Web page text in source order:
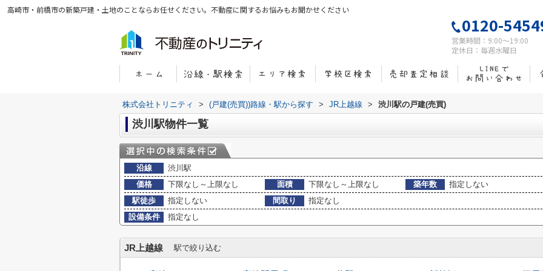
高崎市・前橋市の新築戸建・土地のことならお任せください。不動産に関するお悩みもお聞かせください
0120-
営業時間：9:00～19:00
定休日：毎週水曜日
株式会社トリニティ > (戸建(売買))路線・駅から探す > JR上越線 > 渋川駅の戸建(売買)
渋川駅物件一覧
沿線
渋川駅
価格
下限なし～上限なし 面積 下限なし～上限なし 築年数
指定しない
駅徒歩
指定しない 間取り
指定なし
設備条件
指定なし
JR上越線 駅で絞り込む